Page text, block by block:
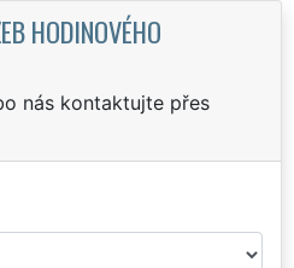
HODINOVÉHO
nás kontaktujte přes